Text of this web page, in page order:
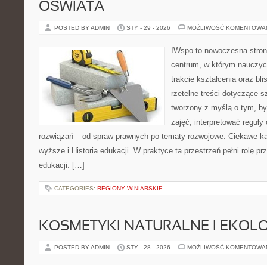
OŚWIATA
POSTED BY ADMIN STY - 29 - 2026 MOŻLIWOŚĆ
IWspo to nowoczesna
centrum, w którym
trakcie kształcenia oraz
rzetelne treści dotyczące
tworzony z myślą o tym,
zajęć, interpretować
rozwiązań – od spraw prawnych po tematy rozwojowe. Ciekawe
wyższe i Historia edukacji. W praktyce ta przestrzeń pełni rolę
edukacji. […]
CATEGORIES: REGIONY WINIARSKIE
KOSMETYKI NATURALNE I
POSTED BY ADMIN STY - 28 - 2026 MOŻLIWOŚĆ